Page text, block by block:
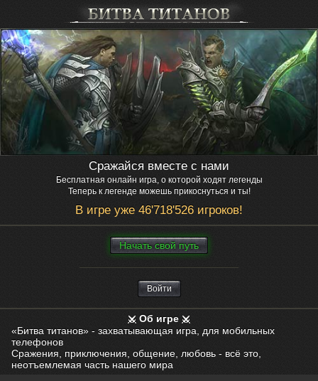
Сражайся вместе с нами
Бесплатная онлайн игра, о которой ходят легенды
Теперь к легенде можешь прикоснуться и ты!
В игре уже 46'718'526 игроков!
Нaчaть свой путь
Войти
Об игре
«Битва титанов» - захватывающая игра, для мобильных
телефонов
Сражения, приключения, общение, любовь - всё это,
неотъемлемая часть нашего мира